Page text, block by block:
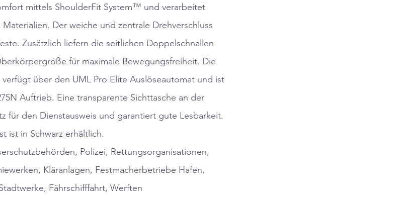
mittels ShoulderFit System™ und verarbeitet
Der weiche und zentrale Drehverschluss
Zusätzlich liefern die seitlichen Doppelschnallen
für maximale Bewegungsfreiheit. Die
über den UML Pro Elite Auslöseautomat und ist
Auftrieb. Eine transparente Sichttasche an der
für den Dienstausweis und garantiert gute Lesbarkeit.
ist in Schwarz erhältlich.
Polizei, Rettungsorganisationen,
Kläranlagen, Festmacherbetriebe Hafen,
Fährschifffahrt, Werften